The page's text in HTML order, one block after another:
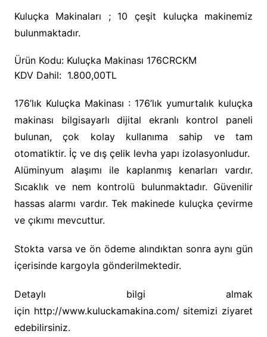
Kuluçka Makinaları ; 10 çeşit kuluçka makinemiz
bulunmaktadır.
Ürün Kodu: Kuluçka Makinası 176CRCKM
KDV Dahil: 1.800,00TL
176’lık Kuluçka Makinası : 176’lık yumurtalık kuluçka
makinası bilgisayarlı dijital ekranlı kontrol paneli
bulunan, çok kolay kullanıma sahip ve tam
otomatiktir. İç ve dış çelik levha yapı izolasyonludur.
Alüminyum alaşımı ile kaplanmış kenarları vardır.
Sıcaklık ve nem kontrolü bulunmaktadır. Güvenilir
hassas alarmı vardır. Tek makinede kuluçka çevirme
ve çıkımı mevcuttur.
Stokta varsa ve ön ödeme alındıktan sonra aynı gün
içerisinde kargoyla gönderilmektedir.
Detaylı bilgi almak
için http://www.kuluckamakina.com/ sitemizi ziyaret
edebilirsiniz.